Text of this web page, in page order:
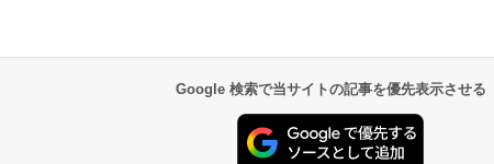
Google 検索で当サイトの記事を優先表示させる